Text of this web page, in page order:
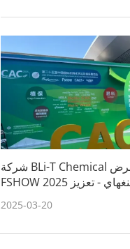
شركة BLi-T Chemical تحضر معرض CAC و
FSHOW 2025 في شنغهاي - تعزيز
2025-03-20